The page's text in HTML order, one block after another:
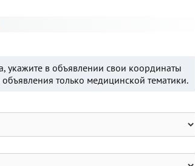
укажите в объявлении свои координаты
только медицинской тематики.